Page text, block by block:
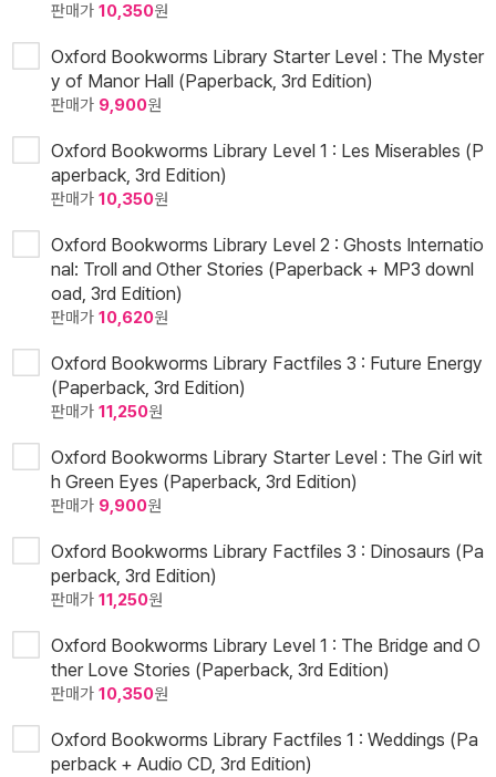
판매가 10,350원
Oxford Bookworms Library Starter Level : The Myster
y of Manor Hall (Paperback, 3rd Edition)
판매가 9,900원
Oxford Bookworms Library Level 1 : Les Miserables (P
aperback, 3rd Edition)
판매가 10,350원
Oxford Bookworms Library Level 2 : Ghosts Internatio
nal: Troll and Other Stories (Paperback + MP3 downl
oad, 3rd Edition)
판매가 10,620원
Oxford Bookworms Library Factfiles 3 : Future Energy
(Paperback, 3rd Edition)
판매가 11,250원
Oxford Bookworms Library Starter Level : The Girl wit
h Green Eyes (Paperback, 3rd Edition)
판매가 9,900원
Oxford Bookworms Library Factfiles 3 : Dinosaurs (Pa
perback, 3rd Edition)
판매가 11,250원
Oxford Bookworms Library Level 1 : The Bridge and O
ther Love Stories (Paperback, 3rd Edition)
판매가 10,350원
Oxford Bookworms Library Factfiles 1 : Weddings (Pa
perback + Audio CD, 3rd Edition)